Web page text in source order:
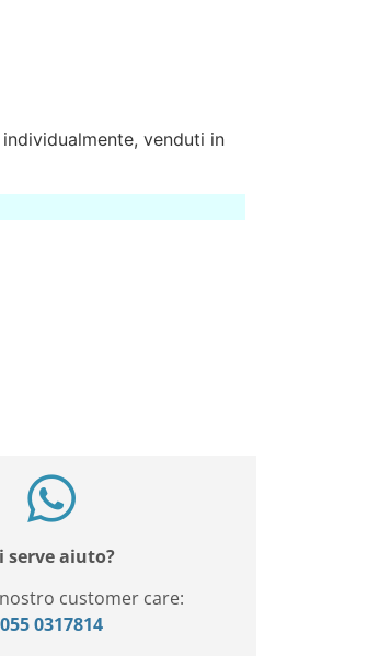
venduti in
serve aiuto?
customer care:
055 0317814